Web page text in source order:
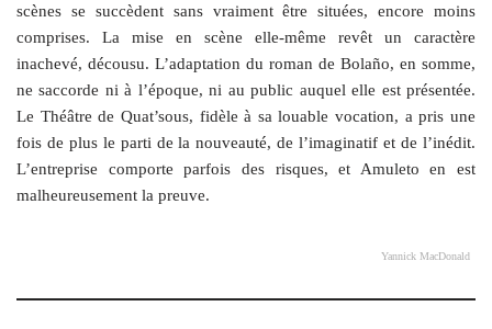
scènes se succèdent sans vraiment être situées, encore moins
comprises. La mise en scène elle-même revêt un caractère
inachevé, décousu. L’adaptation du roman de Bolaño, en somme,
ne saccorde ni à l’époque, ni au public auquel elle est présentée.
Le Théâtre de Quat’sous, fidèle à sa louable vocation, a pris une
fois de plus le parti de la nouveauté, de l’imaginatif et de l’inédit.
L’entreprise comporte parfois des risques, et Amuleto en est
malheureusement la preuve.
Yannick MacDonald